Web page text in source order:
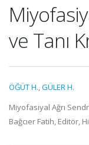
ve Tanı
ÖĞÜT H.,GÜLER H.
Miyofasiyal Ağrı
Bağcıer Fatih, Editör,